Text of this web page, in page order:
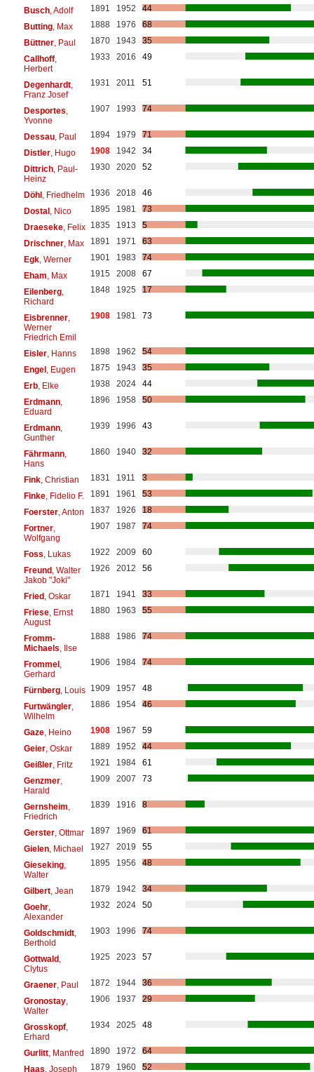
Busch, Adolf 1891 1952
44
Butting, Max 1888 1976
68
Büttner, Paul 1870 1943
35
Callhoff,
Herbert
1933 2016 49
Degenhardt,
Franz Josef
1931 2011 51
Desportes
Yvonne
1907 1993 74
Dessau, Paul 1894 1979
71
Distler, Hugo 1908 1942
34
Dittrich, Paul-
Heinz
1930 2020 52
Döhl, Friedhelm 1936 2018
46
Dostal, Nico 1895 1981
73
Draeseke, Felix 1835 1913
5
Drischner, Max 1891 1971
63
Egk, Werner 1901 1983
74
Eham , Max 1915 2008
67
Eilenberg,
Richard
1848 1925 17
Eisbrenner,
Werner
Friedrich Emil
1908 1981 73
Eisler, Hanns 1898 1962
54
Engel, Eugen 1875 1943
35
Erb, Elke 1938 2024
44
Erdmann,
Eduard
1896 1958 50
Erdmann,
Gunther
1939 1996 43
Fährmann,
Hans
1860 1940 32
Fink, Christian 1831 1911
3
Finke, Fidelio F. 1891 1961
53
Foerster, Anton 1837 1926
18
Fortner,
Wolfgang
1907 1987 74
Foss , Lukas 1922 2009
60
Freund, Walter
Jakob "Joki"
1926 2012 56
Fried, Oskar 1871 1941
33
Friese, Ernst
August
1880 1963 55
Fromm-
Michaels , Ilse
1888 1986 74
Frommel,
Gerhard
1906 1984 74
Fürnberg, Louis 1909 1957
48
Furtwängler,
Wilhelm
1886 1954 46
Gaze, Heino 1908 1967
59
Geier, Oskar 1889 1952
44
Geißler, Fritz 1921 1984
61
Genzmer,
Harald
1909 2007 73
Gernsheim
Friedrich
1839 1916 8
Gerster, Ottmar 1897 1969
61
Gielen, Michael 1927 2019
55
Gieseking,
Walter
1895 1956 48
Gilbert, Jean 1879 1942
34
Goehr,
Alexander
1932 2024 50
Goldschmidt,
Berthold
1903 1996 74
Gottwald,
Clytus
1925 2023 57
Graener, Paul 1872 1944
36
Gronostay,
Walter
1906 1937 29
Grosskopf,
Erhard
1934 2025 48
Gurlitt, Manfred 1890 1972
64
Haas , Joseph 1879 1960 52